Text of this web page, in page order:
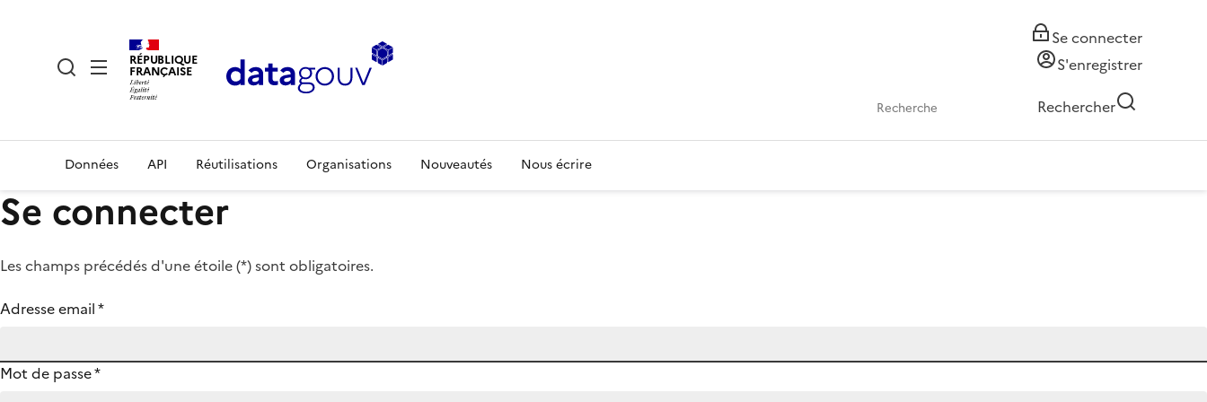
RÉPUBLIQUE
FRANÇAISE
Se connecter
S'enregistrer
Rechercher
Données API Réutilisations Organisations Nouveautés Nous écrire
Se connecter
Les champs précédés d'une étoile (*) sont obligatoires.
Adresse email*
Mot de passe*